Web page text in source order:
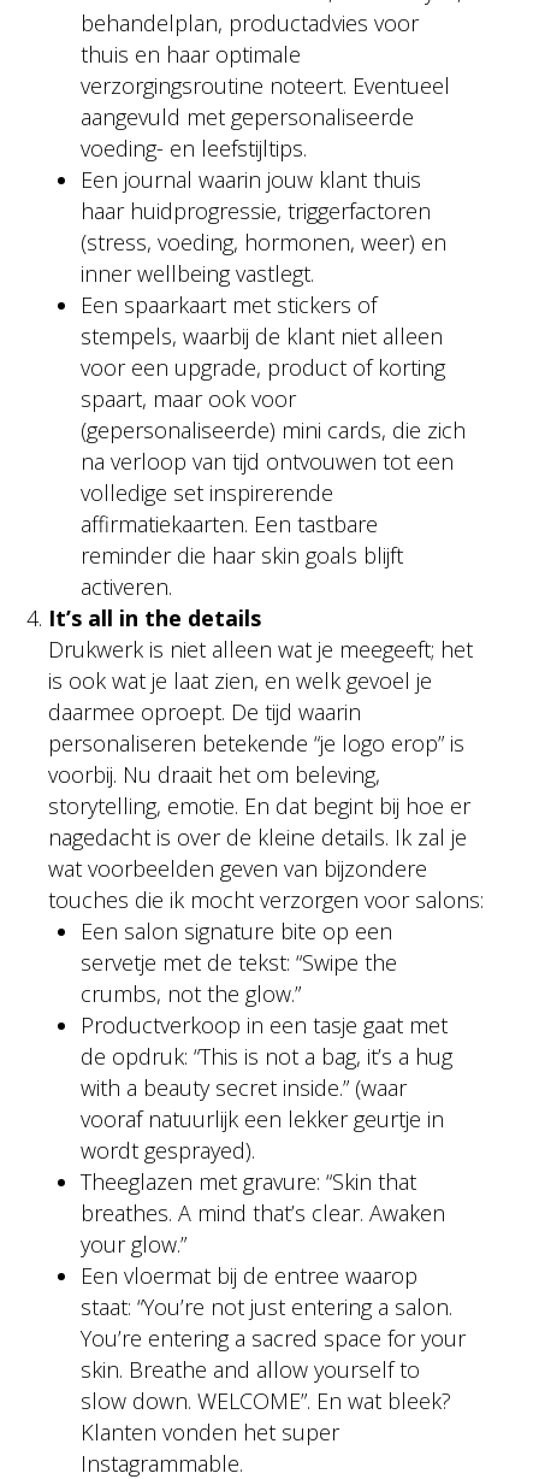
behandelplan, productadvies voor
thuis en haar optimale
verzorgingsroutine noteert. Eventueel
aangevuld met gepersonaliseerde
voeding- en leefstijltips.
Een journal waarin jouw klant thuis
haar huidprogressie, triggerfactoren
(stress, voeding, hormonen, weer) en
inner wellbeing vastlegt.
Een spaarkaart met stickers of
stempels, waarbij de klant niet alleen
voor een upgrade, product of korting
spaart, maar ook voor
(gepersonaliseerde) mini cards, die zich
na verloop van tijd ontvouwen tot een
volledige set inspirerende
affirmatiekaarten. Een tastbare
reminder die haar skin goals blijft
activeren.
It’s all in the details
Drukwerk is niet alleen wat je meegeeft; het
is ook wat je laat zien, en welk gevoel je
daarmee oproept. De tijd waarin
personaliseren betekende “je logo erop” is
voorbij. Nu draait het om beleving,
storytelling, emotie. En dat begint bij hoe er
nagedacht is over de kleine details. Ik zal je
wat voorbeelden geven van bijzondere
touches die ik mocht verzorgen voor salons:
Een salon signature bite op een
servetje met de tekst: “Swipe the
crumbs, not the glow.”
Productverkoop in een tasje gaat met
de opdruk: “This is not a bag, it’s a hug
with a beauty secret inside.” (waar
vooraf natuurlijk een lekker geurtje in
wordt gesprayed).
Theeglazen met gravure: “Skin that
breathes. A mind that’s clear. Awaken
your glow.”
Een vloermat bij de entree waarop
staat: “You’re not just entering a salon.
You’re entering a sacred space for your
skin. Breathe and allow yourself to
slow down. WELCOME”. En wat bleek?
Klanten vonden het super
Instagrammable.